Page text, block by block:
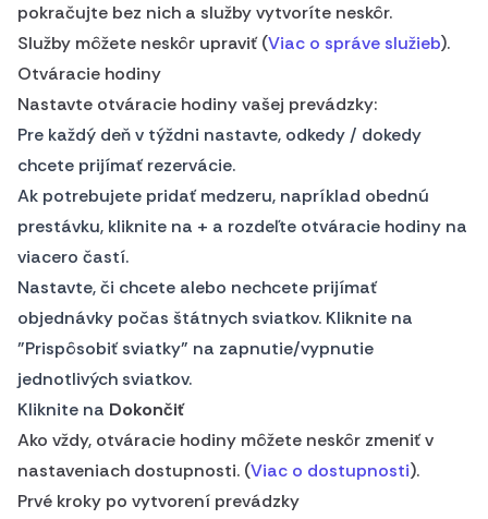
pokračujte bez nich a služby vytvoríte neskôr.
Služby môžete neskôr upraviť (Viac o správe služieb).
Otváracie hodiny
Nastavte otváracie hodiny vašej prevádzky:
Pre každý deň v týždni nastavte, odkedy / dokedy
chcete prijímať rezervácie.
Ak potrebujete pridať medzeru, napríklad obednú
prestávku, kliknite na + a rozdeľte otváracie hodiny na
viacero častí.
Nastavte, či chcete alebo nechcete prijímať
objednávky počas štátnych sviatkov. Kliknite na
"Prispôsobiť sviatky" na zapnutie/vypnutie
jednotlivých sviatkov.
Kliknite na Dokončiť
Ako vždy, otváracie hodiny môžete neskôr zmeniť v
nastaveniach dostupnosti. (Viac o dostupnosti).
Prvé kroky po vytvorení prevádzky